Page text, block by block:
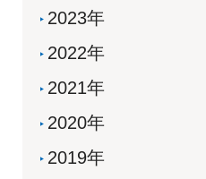
2023年
2022年
2021年
2020年
2019年